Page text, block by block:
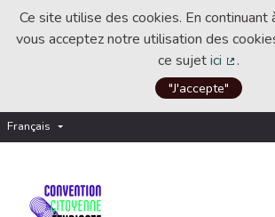
Ce site utilise des cookies. En continuant
vous acceptez notre utilisation des
ce sujetici
(Lien
.
"J'accepte"
Français Choisir la langue